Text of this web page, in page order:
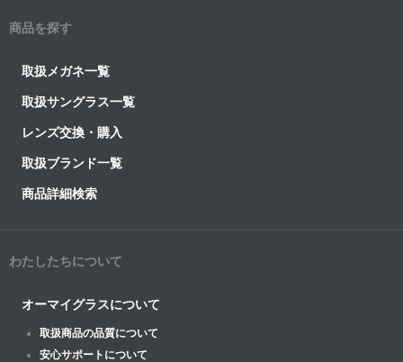
商品を探す
取扱メガネ一覧
取扱サングラス一覧
レンズ交換・購入
取扱ブランド一覧
商品詳細検索
わたしたちについて
オーマイグラスについて
取扱商品の品質について
安心サポートについて